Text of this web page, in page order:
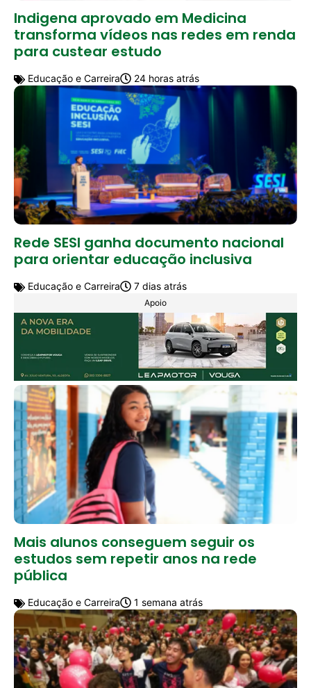
Indigena aprovado em Medicina
transforma vídeos nas redes em renda
para custear estudo
Educação e Carreira 24 horas atrás
Rede SESI ganha documento nacional
para orientar educação inclusiva
Educação e Carreira 7 dias atrás
Apoio
Mais alunos conseguem seguir os
estudos sem repetir anos na rede
pública
Educação e Carreira 1 semana atrás